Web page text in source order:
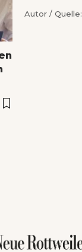
Autor / Quelle: